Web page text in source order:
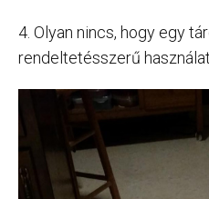
4. Olyan nincs, hogy egy
rendeltetésszerű